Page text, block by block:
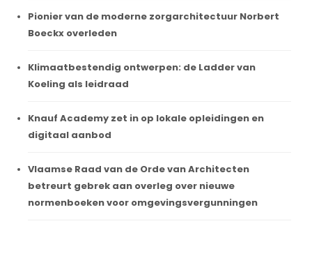
Pionier van de moderne zorgarchitectuur Norbert
Boeckx overleden
Klimaatbestendig ontwerpen: de Ladder van
Koeling als leidraad
Knauf Academy zet in op lokale opleidingen en
digitaal aanbod
Vlaamse Raad van de Orde van Architecten
betreurt gebrek aan overleg over nieuwe
normenboeken voor omgevingsvergunningen